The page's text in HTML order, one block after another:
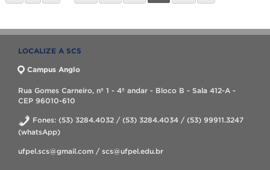
LOCALIZE A SCS
Campus Anglo
Rua Gomes Carneiro, nº 1 - 4º andar - Bloco B - Sala 412-A -
CEP 96010-610
Fones: (53) 3284.4032 / (53) 3284.4034 / (53) 99911.3247
(whatsApp)
ufpel.scs@gmail.com / scs@ufpel.edu.br